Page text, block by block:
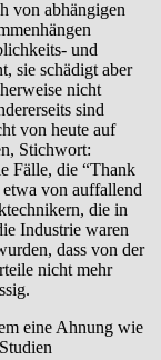
von abhängigen
und
sie schädigt aber
nicht
sind
von heute auf
Stichwort:
Fälle, die “Thank
von auffallend
die in
Industrie waren
dass von der
nicht mehr
eine Ahnung wie